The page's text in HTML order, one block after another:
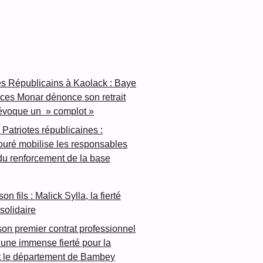
Républicains à Kaolack : Baye
Monar dénonce son retrait
un » complot »
républicaines :
mobilise les responsables
renforcement de la base
fils : Malick Sylla, la fierté
premier contrat professionnel
immense fierté pour la
le département de Bambey